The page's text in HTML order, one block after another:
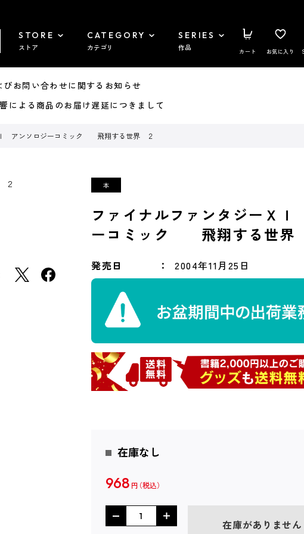
STORE
ストア
CATEGORY
カテゴリ
SERIES
作品 カート お気に入り
お問い合わせに関するお知らせ
よる商品のお届け遅延につきまして
Ｉ アンソロジーコミック 飛翔する世界 ２
ファイナルファンタジーＸ
ーコミック 飛翔する世界
発売日 2004年11月25日
在庫なし
968 円
在庫がありません